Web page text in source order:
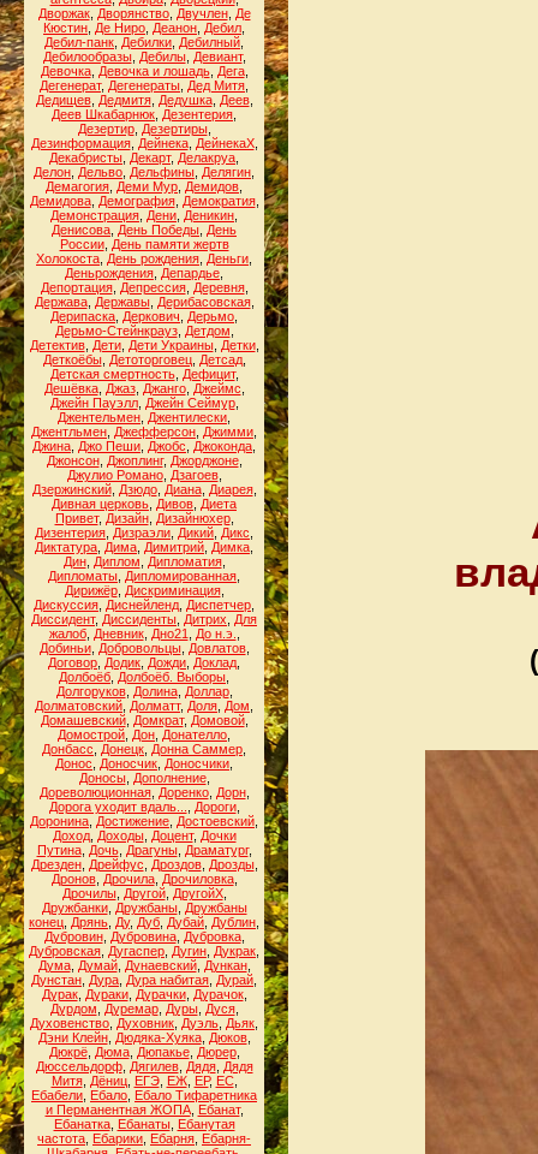
Дворжак, Дворянство, Двучлен, Де
Кюстин Де Ниро Деанон Дебил
Дебил-панк Дебилки Дебилный
Дебилообразы, Дебилы, Девиант,
Девочка, Девочка и лошадь, Дега,
Дегенерат, Дегенераты Дед Митя
Дедищев, Дедмитя, Дедушка, Деев,
Деев Шкабарнюк Дезентерия
Дезертир, Дезертиры,
Дезинформация, Дейнека, ДейнекаХ,
Декабристы Декарт, Делакруа
Делон Дельво Дельфины Делягин
Демагогия Деми Мур Демидов
Демидова, Демография, Демократия,
Демонстрация Дени Деникин
Денисова День Победы День
России, День памяти жертв
Холокоста День рождения Деньги
Деньрождения Депардье
Депортация, Депрессия, Деревня,
Держава, Державы, Дерибасовская,
Дерипаска Деркович Дерьмо
Дерьмо-Стейнкрауз, Детдом
Детектив, Дети, Дети Украины, Детки,
Деткоёбы, Детоторговец, Детсад,
Детская смертность, Дефицит,
Дешёвка, Джаз, Джанго, Джеймс
Джейн Пауэлл, Джейн Сеймур,
Джентельмен Джентилески
Джентльмен Джефферсон Джимми
Джина Джо Пеши Джобс Джоконда
Джонсон, Джоплинг, Джорджоне,
Джулио Романо, Дзагоев,
Дзержинский, Дзюдо, Диана, Диарея,
Дивная церковь Дивов Диета
Привет, Дизайн, Дизайнюхер,
Дизентерия Дизраэли Дикий Дикс
Диктатура Дима Димитрий Димка
Дин, Диплом Дипломатия,
Дипломаты Дипломированная
Дирижёр, Дискриминация,
Дискуссия Диснейленд Диспетчер
Диссидент, Диссиденты Дитрих
Для
жалоб, Дневник, Дно21 До н.э.
Добиньи, Добровольцы, Довлатов,
Договор Додик Дожди Доклад
Долбоёб Долбоёб. Выборы
Долгоруков, Долина, Доллар,
Долматовский Долматт, Доля Дом
Домашевский, Домкрат, Домовой,
Домострой Дон Донателло
Донбасс
Донецк Донна Саммер
Донос
Доносчик Доносчики
Доносы, Дополнение,
Дореволюционная, Доренко, Дорн,
Дорога уходит вдаль...
Дороги,
Доронина Достижение Достоевский
Доход, Доходы, Доцент, Дочки
Путина, Дочь, Драгуны, Драматург,
Дрезден, Дрейфус Дроздов, Дрозды,
Дронов, Дрочила, Дрочиловка,
Дрочилы, Другой, ДругойХ,
Дружбанки, Дружбаны, Дружбаны
конец Дрянь Ду, Дуб Дубай Дублин
Дубровин, Дубровина, Дубровка,
Дубровская Дугаспер Дугин Дукрак
Дума, Думай, Дунаевский, Дункан,
Дунстан Дура Дура набитая Дурай
Дурак, Дураки, Дурачки, Дурачок,
Дурдом
Дуремар, Дуры, Дуся,
Духовенство Духовник Дуэль Дьяк
Дэни Клейн, Дюдяка-Хуяка, Дюков,
Дюкрё, Дюма, Дюпакье, Дюрер,
Дюссельдорф, Дягилев, Дядя, Дядя
Митя, Дёниц, ЕГЭ, ЕЖ, ЕР, ЕС,
Ебабели Ебало Ебало Тифаретника
и Перманентная ЖОПА, Ебанат,
Ебанатка, Ебанаты, Ебанутая
частота Ебарики Ебарня Ебарня-